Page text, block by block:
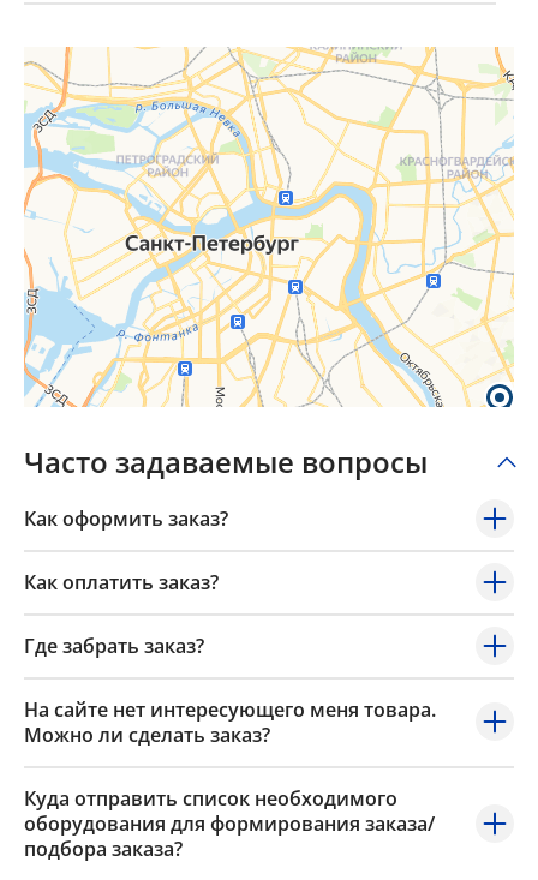
Часто задаваемые вопросы
Как оформить заказ?
Как оплатить заказ?
Где забрать заказ?
На сайте нет интересующего меня товара.
Можно ли сделать заказ?
Куда отправить список необходимого
оборудования для формирования заказа/
подбора заказа?
Popup Title
×